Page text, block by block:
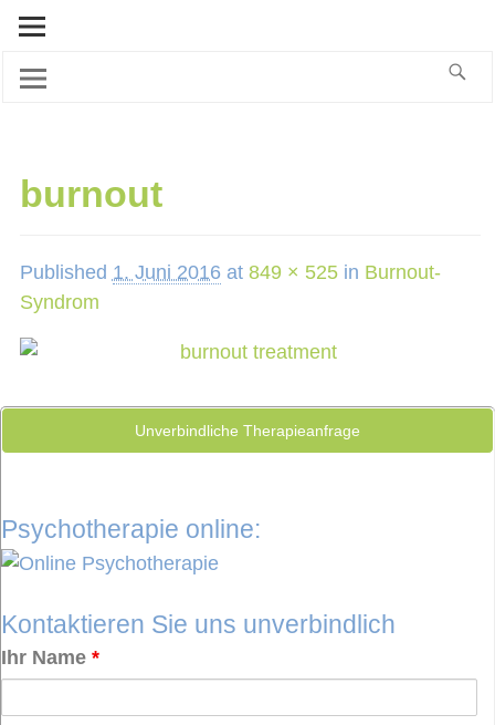
burnout
Published 1. Juni 2016at 849 × 525in Burnout-
Syndrom
Unverbindliche Therapieanfrage
Psychotherapie online:
Kontaktieren Sie uns unverbindlich
Ihr Name *